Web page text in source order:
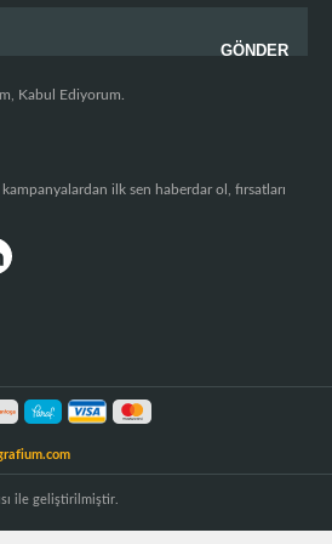
Kabul Ediyorum.
ilk sen haberdar ol, fırsatları
ile geliştirilmiştir.